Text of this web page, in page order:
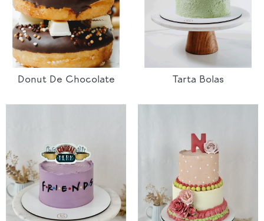
Donut De Chocolate Tarta Bolas